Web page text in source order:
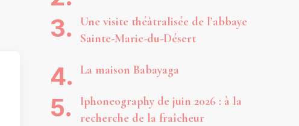
Une visite théâtralisée de l’abbaye
Sainte-Marie-du-Désert
La maison Babayaga
Iphoneography de juin 2026 : à la
recherche de la fraîcheur